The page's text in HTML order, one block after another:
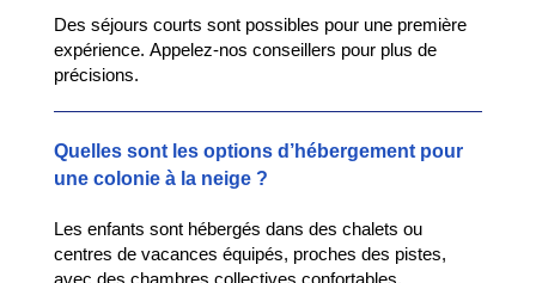
Des séjours courts sont possibles pour une première
expérience. Appelez-nos conseillers pour plus de
précisions.
Quelles sont les options d’hébergement pour
une colonie à la neige ?
Les enfants sont hébergés dans des chalets ou
centres de vacances équipés, proches des pistes,
avec des chambres collectives confortables.